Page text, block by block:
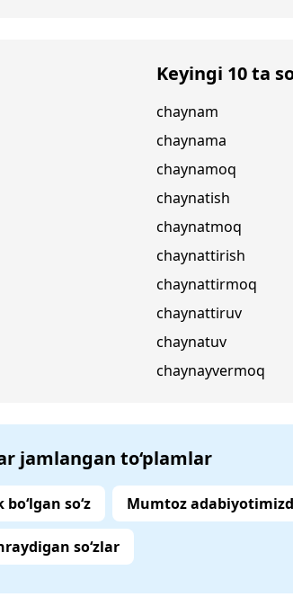
Keyingi 10 ta
chaynam
chaynama
chaynamoq
chaynatish
chaynatmoq
chaynattirish
chaynattirmoq
chaynattiruv
chaynatuv
chaynayvermoq
jamlangan to‘plamlar
so‘z Mumtoz
so‘zlar